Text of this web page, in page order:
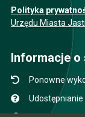
Polityka
Urzędu Miasta
Informacje o
Ponowne